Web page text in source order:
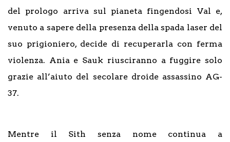
del prologo arriva sul pianeta fingendosi Val e,
venuto a sapere della presenza della spada laser del
suo prigioniero, decide di recuperarla con ferma
violenza. Ania e Sauk riusciranno a fuggire solo
grazie all’aiuto del secolare droide assassino AG-
37.
Mentre il Sith senza nome continua a